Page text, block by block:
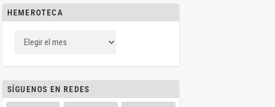
HEMEROTECA
SÍGUENOS EN REDES